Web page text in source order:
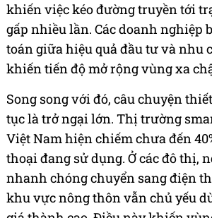
khiến việc kéo đường truyền tới
gấp nhiều lần. Các doanh nghiệp
toán giữa hiệu quả đầu tư và nhu
khiến tiến độ mở rộng vùng xa
Song song với đó, câu chuyện
tục là trở ngại lớn. Thị trường
Việt Nam hiện chiếm chưa đến
thoại đang sử dụng. Ở các đô thị,
nhanh chóng chuyển sang điện
khu vực nông thôn vẫn chủ yếu